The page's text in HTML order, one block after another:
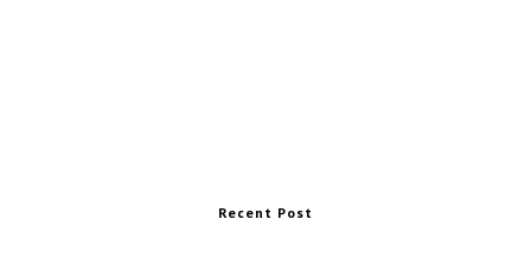
Recent Post